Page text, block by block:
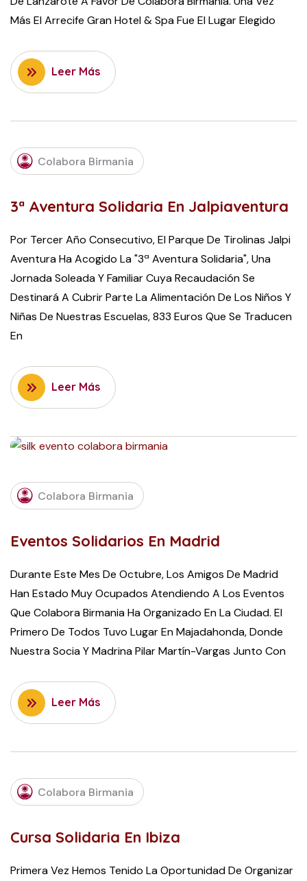
Más El Arrecife Gran Hotel & Spa Fue El Lugar Elegido
Leer Más
NOVEMBER
16, 2015
Colabora Birmania
3ª Aventura Solidaria En Jalpiaventura
Por Tercer Año Consecutivo, El Parque De Tirolinas Jalpi
Aventura Ha Acogido La "3ª Aventura Solidaria", Una
Jornada Soleada Y Familiar Cuya Recaudación Se
Destinará A Cubrir Parte La Alimentación De Los Niños Y
Niñas De Nuestras Escuelas, 833 Euros Que Se Traducen
En
Leer Más
Colabora Birmania
Eventos Solidarios En Madrid
Durante Este Mes De Octubre, Los Amigos De Madrid
Han Estado Muy Ocupados Atendiendo A Los Eventos
Que Colabora Birmania Ha Organizado En La Ciudad. El
Primero De Todos Tuvo Lugar En Majadahonda, Donde
Nuestra Socia Y Madrina Pilar Martín-Vargas Junto Con
Leer Más
AUGUST
18, 2015
Colabora Birmania
Cursa Solidaria En Ibiza
Primera Vez Hemos Tenido La Oportunidad De Organizar